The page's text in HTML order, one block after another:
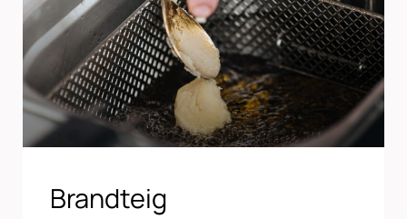
Brandteig